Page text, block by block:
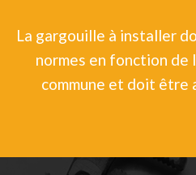
La gargouille à installer
normes en fonction de
commune et doit être